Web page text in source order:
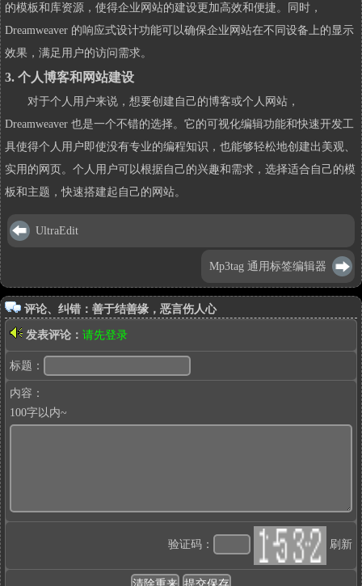
的模板和库资源，使得企业网站的建设更加高效和便捷。同时，
Dreamweaver 的响应式设计功能可以确保企业网站在不同设备上的显示
效果，满足用户的访问需求。
3. 个人博客和网站建设
对于个人用户来说，想要创建自己的博客或个人网站，
Dreamweaver 也是一个不错的选择。它的可视化编辑功能和快速开发工
具使得个人用户即使没有专业的编程知识，也能够轻松地创建出美观、
实用的网页。个人用户可以根据自己的兴趣和需求，选择适合自己的模
板和主题，快速搭建起自己的网站。
UltraEdit
Mp3tag 通用标签编辑器
评论、纠错：善于结善缘，恶言伤人心
发表评论： 请先登录
标题：
内容：
100字以内~
验证码： 刷新